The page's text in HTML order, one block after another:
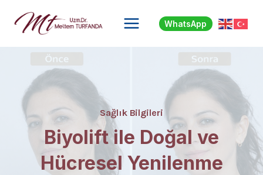
WhatsApp
Sağlık Bilgileri
Biyolift ile Doğal ve
Hücresel Yenilenme